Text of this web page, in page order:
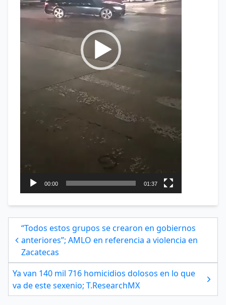
00:00 01:37
“Todos estos grupos se crearon en gobiernos
anteriores”; AMLO en referencia a violencia en
Zacatecas
Ya van 140 mil 716 homicidios dolosos en lo que
va de este sexenio; T.ResearchMX